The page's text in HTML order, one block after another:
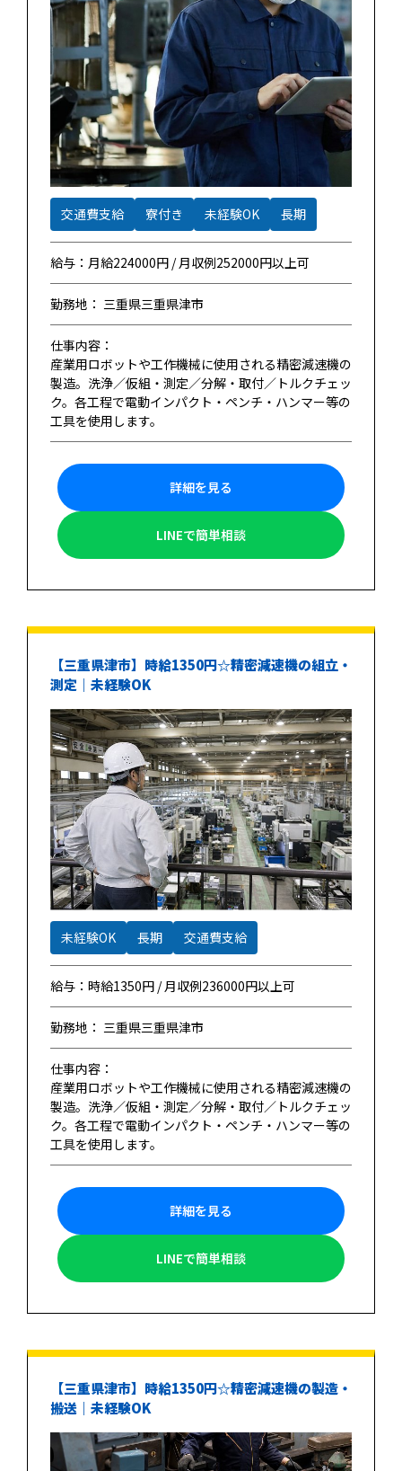
交通費支給 寮付き 未経験OK 長期
給与：月給224000円 / 月収例252000円以上可
勤務地： 三重県三重県津市
仕事内容：
産業用ロボットや工作機械に使用される精密減速機の
製造。洗浄／仮組・測定／分解・取付／トルクチェッ
ク。各工程で電動インパクト・ペンチ・ハンマー等の
工具を使用します。
詳細を見る
LINEで簡単相談
【三重県津市】時給1350円☆精密減速機の組立・
測定｜未経験OK
未経験OK 長期 交通費支給
給与：時給1350円 / 月収例236000円以上可
勤務地： 三重県三重県津市
仕事内容：
産業用ロボットや工作機械に使用される精密減速機の
製造。洗浄／仮組・測定／分解・取付／トルクチェッ
ク。各工程で電動インパクト・ペンチ・ハンマー等の
工具を使用します。
詳細を見る
LINEで簡単相談
【三重県津市】時給1350円☆精密減速機の製造・
搬送｜未経験OK